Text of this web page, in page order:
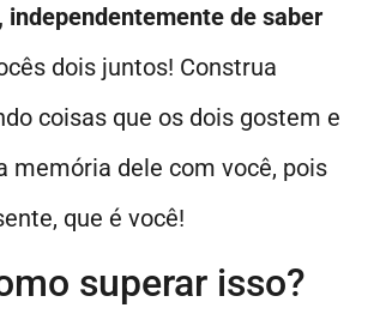
de saber
dois juntos! Construa
coisas que os dois gostem e
memória dele com você, pois
que é você!
superar isso?